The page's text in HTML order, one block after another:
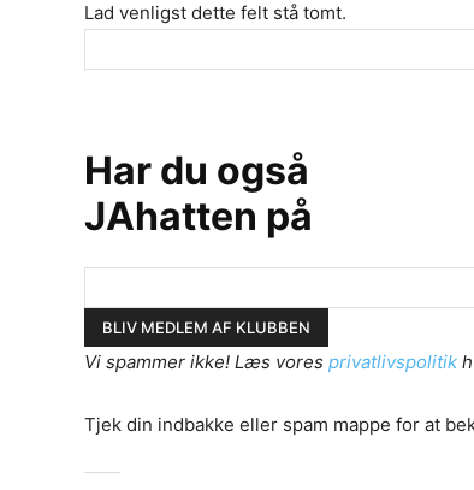
Lad venligst dette felt stå tomt.
Har du også
JAhatten på
Vi spammer ikke! Læs vores privatlivspolitik
Tjek din indbakke eller spam mappe for at